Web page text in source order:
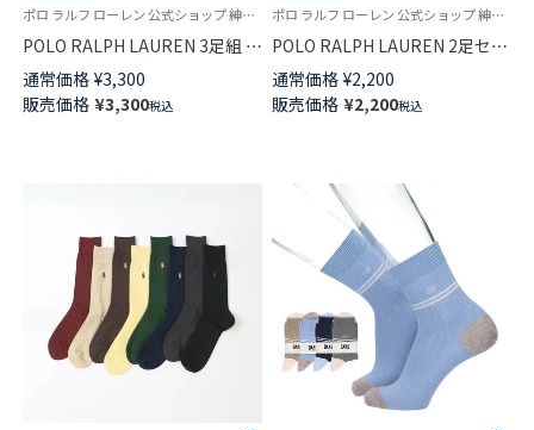
ポロ ラルフ ローレン 公式ショップ 紳士 贈答用 靴下
POLO RALPH LAUREN 3足組 ギ
フトセット 綿混 ワンポイント
刺繍 無地リブ クルー丈 カジュ
アル ソックス メンズ 02092184
通常価格 ¥3,300
販売価格 ¥3,300税込
ポロ ラルフ ローレン 公式ショップ 紳士 贈答用 靴下
POLO RALPH LAUREN 2足セッ
ト 箱入り ギフトセット 綿混 ワ
ンポイント刺繍 無地リブ クル
ー丈 メンズ ソックス 02092183
通常価格 ¥2,200
販売価格 ¥2,200税込